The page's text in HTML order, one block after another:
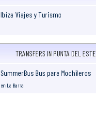
Ibiza Viajes y Turismo
TRANSFERS IN PUNTA DEL ESTE
SummerBus Bus para Mochileros
en La Barra